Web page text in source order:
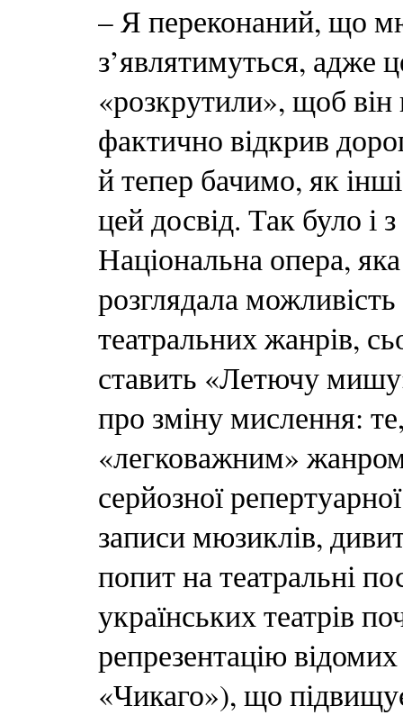
– Я переконаний, що
з’являтимуться, адже
«розкрутили», щоб
фактично відкрив
й тепер бачимо, як
цей досвід. Так було
Національна опера,
розглядала
театральних жанрів,
ставить «Летючу
про зміну мислення:
«легковажним»
серйозної
записи мюзиклів,
попит на театральні
українських театрів
репрезентацію
«Чикаго»), що